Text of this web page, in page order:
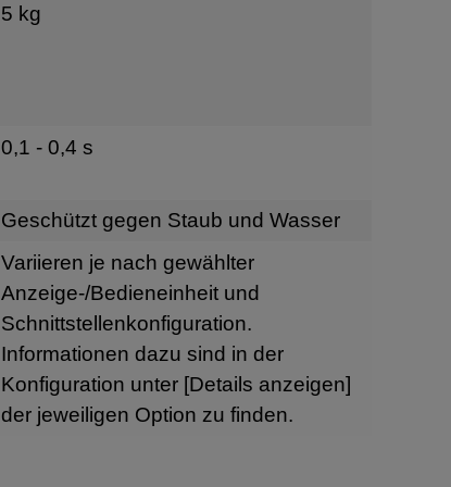
5 kg
0,1 - 0,4 s
Geschützt gegen Staub und Wasser
Variieren je nach gewählter
Anzeige-/Bedieneinheit und
Schnittstellenkonfiguration.
Informationen dazu sind in der
Konfiguration unter [Details anzeigen]
der jeweiligen Option zu finden.